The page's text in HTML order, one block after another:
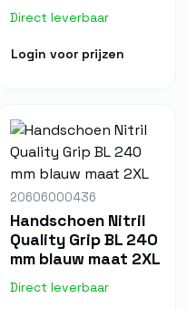
Direct leverbaar
Login voor prijzen
20606000436
Handschoen Nitril
Quality Grip BL 240
mm blauw maat 2XL
Direct leverbaar